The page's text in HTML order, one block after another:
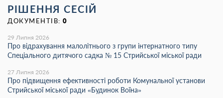
РІШЕННЯ СЕСІЙ
ДОКУМЕНТІВ: 0
29 Липня 2026
Про відрахування малолітнього з групи інтернатного типу
Спеціального дитячого садка № 15 Стрийської міської ради
27 Липня 2026
Про підвищення ефективності роботи Комунальної установи
Стрийської міської ради «Будинок Воїна»